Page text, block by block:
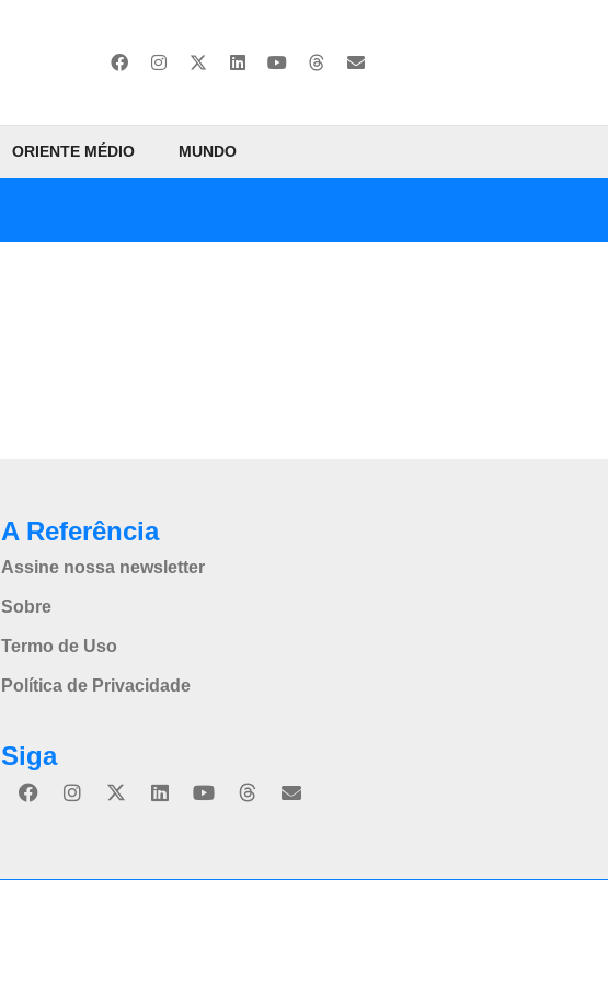
ORIENTE MÉDIO MUNDO
A Referência
Assine nossa newsletter
Sobre
Termo de Uso
Política de Privacidade
Siga